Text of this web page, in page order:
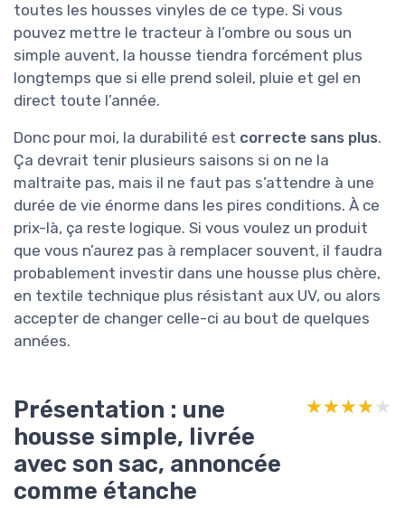
toutes les housses vinyles de ce type. Si vous
pouvez mettre le tracteur à l’ombre ou sous un
simple auvent, la housse tiendra forcément plus
longtemps que si elle prend soleil, pluie et gel en
direct toute l’année.
Donc pour moi, la durabilité est correcte sans plus.
Ça devrait tenir plusieurs saisons si on ne la
maltraite pas, mais il ne faut pas s’attendre à une
durée de vie énorme dans les pires conditions. À ce
prix-là, ça reste logique. Si vous voulez un produit
que vous n’aurez pas à remplacer souvent, il faudra
probablement investir dans une housse plus chère,
en textile technique plus résistant aux UV, ou alors
accepter de changer celle-ci au bout de quelques
années.
Présentation : une
housse simple, livrée
avec son sac, annoncée
comme étanche
★★★★★
★★★★★